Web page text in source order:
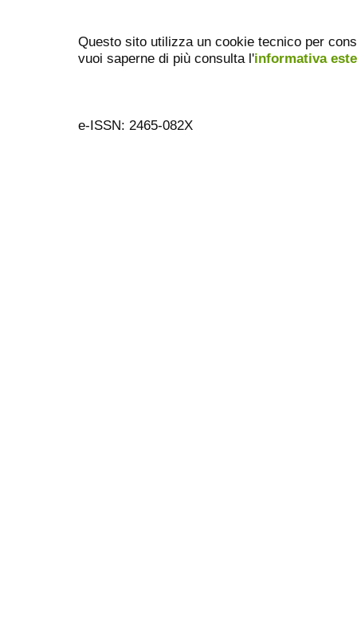
Questo sito utilizza un cookie tecnico per
vuoi saperne di più consulta l'informativa
e-ISSN: 2465-082X